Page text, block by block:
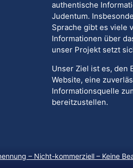
authentische
Judentum.
Sprache gibt es viele
Informationen über
unser Projekt setzt
Unser Ziel ist es, den
Website, eine
Informationsquelle
bereitzustellen.
– Nicht-kommerziell – Keine